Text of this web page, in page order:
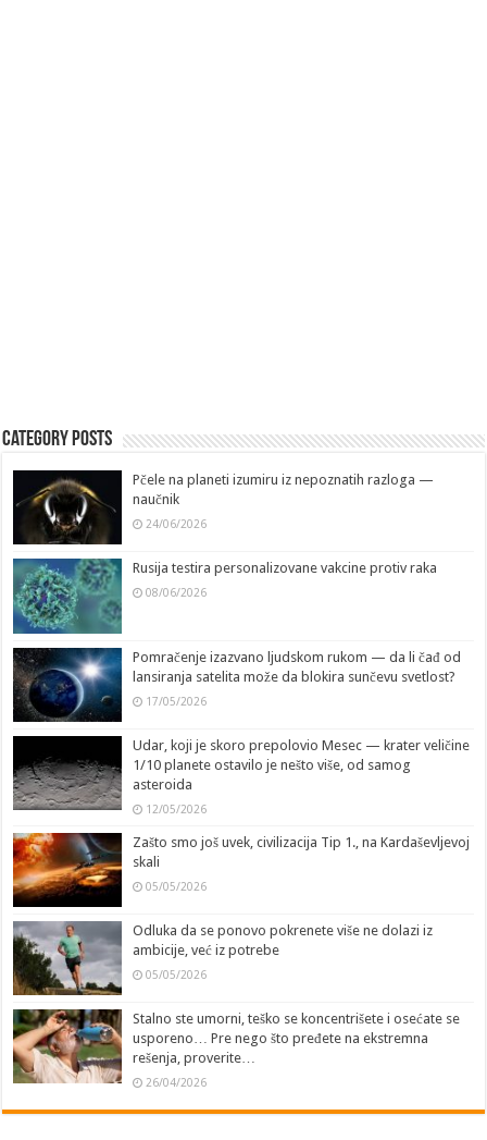
Category Posts
Pčele na planeti izumiru iz nepoznatih razloga —
naučnik
24/06/2026
Rusija testira personalizovane vakcine protiv raka
08/06/2026
Pomračenje izazvano ljudskom rukom — da li čađ od
lansiranja satelita može da blokira sunčevu svetlost?
17/05/2026
Udar, koji je skoro prepolovio Mesec — krater veličine
1/10 planete ostavilo je nešto više, od samog
asteroida
12/05/2026
Zašto smo još uvek, civilizacija Tip 1., na Kardaševljevoj
skali
05/05/2026
Odluka da se ponovo pokrenete više ne dolazi iz
ambicije, već iz potrebe
05/05/2026
Stalno ste umorni, teško se koncentrišete i osećate se
usporeno… Pre nego što pređete na ekstremna
rešenja, proverite…
26/04/2026